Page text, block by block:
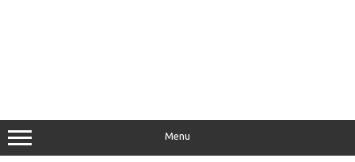
Menu